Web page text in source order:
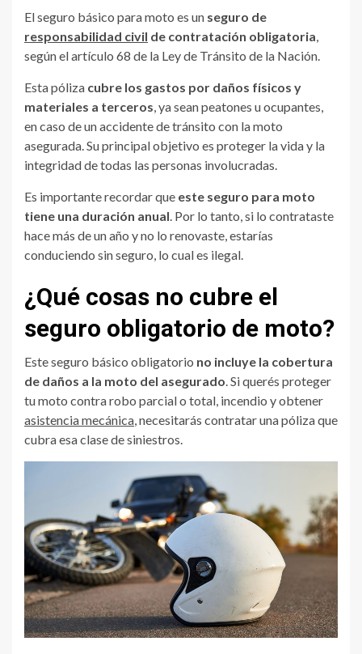
El seguro básico para moto es un seguro de
responsabilidad civil de contratación obligatoria,
según el artículo 68 de la Ley de Tránsito de la Nación.
Esta póliza cubre los gastos por daños físicos y
materiales a terceros, ya sean peatones u ocupantes,
en caso de un accidente de tránsito con la moto
asegurada. Su principal objetivo es proteger la vida y la
integridad de todas las personas involucradas.
Es importante recordar que este seguro para moto
tiene una duración anual. Por lo tanto, si lo contrataste
hace más de un año y no lo renovaste, estarías
conduciendo sin seguro, lo cual es ilegal.
¿Qué cosas no cubre el
seguro obligatorio de moto?
Este seguro básico obligatorio no incluye la cobertura
de daños a la moto del asegurado. Si querés proteger
tu moto contra robo parcial o total, incendio y obtener
asistencia mecánica, necesitarás contratar una póliza que
cubra esa clase de siniestros.